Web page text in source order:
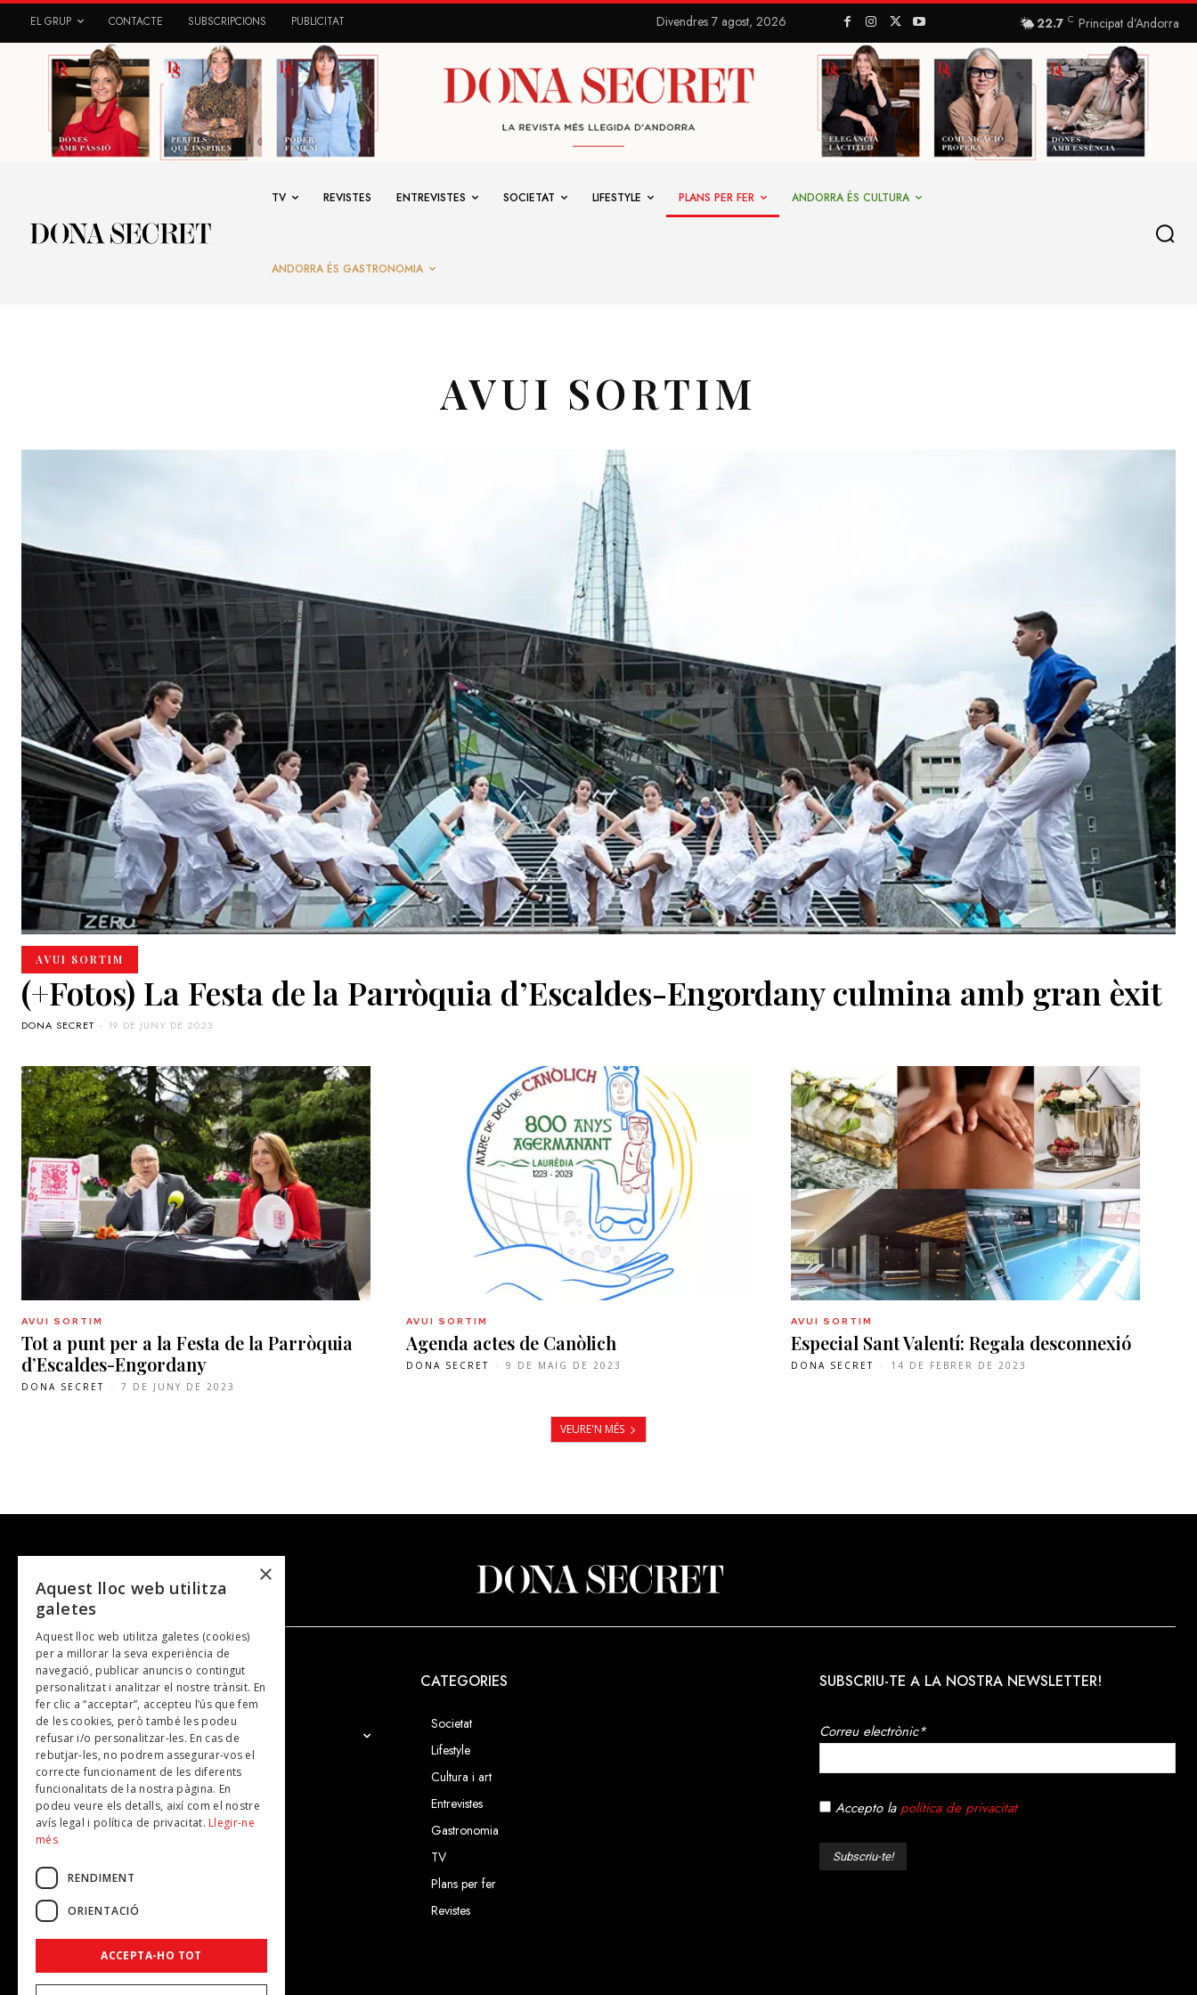
EL GRUP CONTACTE SUBSCRIPCIONS PUBLICITAT Divendres 7 agost, 2026 22.7 C Principat d’Andorra
TV REVISTES ENTREVISTES SOCIETAT LIFESTYLE PLANS PER FER ANDORRA ÉS CULTURA
ANDORRA ÉS GASTRONOMIA
AVUI SORTIM
AVUI SORTIM
(+Fotos) La Festa de la Parròquia d’Escaldes-Engordany culmina amb gran èxit
DONA SECRET - 19 DE JUNY DE 2023
AVUI SORTIM
Tot a punt per a la Festa de la Parròquia
d’Escaldes-Engordany
DONA SECRET - 7 DE JUNY DE 2023
AVUI SORTIM
Agenda actes de Canòlich
DONA SECRET - 9 DE MAIG DE 2023
AVUI SORTIM
Especial Sant Valentí: Regala desconnexió
DONA SECRET - 14 DE FEBRER DE 2023
VEURE'N MÉS
NOSALTRES
El Grup
Contacte
Subscripcions
Publicitat
CATEGORIES
Societat
Lifestyle
Cultura i art
Entrevistes
Gastronomia
TV
Plans per fer
Revistes
SUBSCRIU-TE A LA NOSTRA NEWSLETTER!
Correu electrònic*
Accepto la política de privacitat
×
Aquest lloc web utilitza
galetes
Aquest lloc web utilitza galetes (cookies)
per a millorar la seva experiència de
navegació, publicar anuncis o contingut
personalitzat i analitzar el nostre trànsit. En
fer clic a “acceptar”, accepteu l’ús que fem
de les cookies, però també les podeu
refusar i/o personalitzar-les. En cas de
rebutjar-les, no podrem assegurar-vos el
correcte funcionament de les diferents
funcionalitats de la nostra pàgina. En
podeu veure els detalls, així com el nostre
avís legal i política de privacitat. Llegir-ne
més
RENDIMENT
ORIENTACIÓ
ACCEPTA-HO TOT